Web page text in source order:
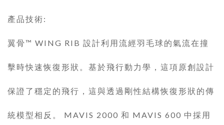
產品技術:
翼骨™ WING RIB 設計利用流經羽毛球的氣流在撞
擊時快速恢復形狀。基於飛行動力學，這項原創設計
保證了穩定的飛行，這與透過剛性結構恢復形狀的傳
統模型相反。 MAVIS 2000 和 MAVIS 600 中採用